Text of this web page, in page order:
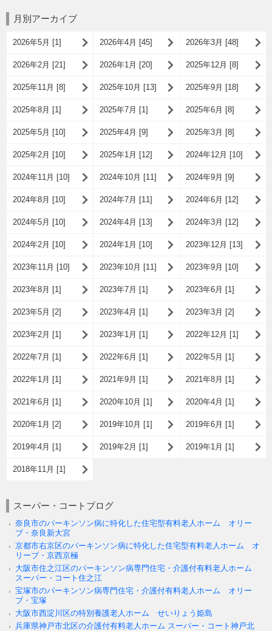
月別アーカイブ
2026年5月 [1] 2026年4月 [45] 2026年3月 [48]
2026年2月 [21] 2026年1月 [20] 2025年12月 [8]
2025年11月 [8] 2025年10月 [13] 2025年9月 [18]
2025年8月 [1] 2025年7月 [1] 2025年6月 [8]
2025年5月 [10] 2025年4月 [9] 2025年3月 [8]
2025年2月 [10] 2025年1月 [12] 2024年12月 [10]
2024年11月 [10] 2024年10月 [11] 2024年9月 [9]
2024年8月 [10] 2024年7月 [11] 2024年6月 [12]
2024年5月 [10] 2024年4月 [13] 2024年3月 [12]
2024年2月 [10] 2024年1月 [10] 2023年12月 [13]
2023年11月 [10] 2023年10月 [11] 2023年9月 [10]
2023年8月 [1] 2023年7月 [1] 2023年6月 [1]
2023年5月 [2] 2023年4月 [1] 2023年3月 [2]
2023年2月 [1] 2023年1月 [1] 2022年12月 [1]
2022年7月 [1] 2022年6月 [1] 2022年5月 [1]
2022年1月 [1] 2021年9月 [1] 2021年8月 [1]
2021年6月 [1] 2020年10月 [1] 2020年4月 [1]
2020年1月 [2] 2019年10月 [1] 2019年6月 [1]
2019年4月 [1] 2019年2月 [1] 2019年1月 [1]
2018年11月 [1]
スーパー・コートブログ
奈良市のパーキンソン病に特化した住宅型有料老人ホーム オリー
ブ・奈良新大宮
京都市右京区のパーキンソン病に特化した住宅型有料老人ホーム オ
リーブ・京西京極
大阪市住之江区のパーキンソン病専門住宅・介護付有料老人ホーム
スーパー・コート住之江
宝塚市のパーキンソン病専門住宅・介護付有料老人ホーム オリー
ブ・宝塚
大阪市西淀川区の特別養護老人ホーム せいりょう姫島
兵庫県神戸市北区の介護付有料老人ホーム スーパー・コート神戸北